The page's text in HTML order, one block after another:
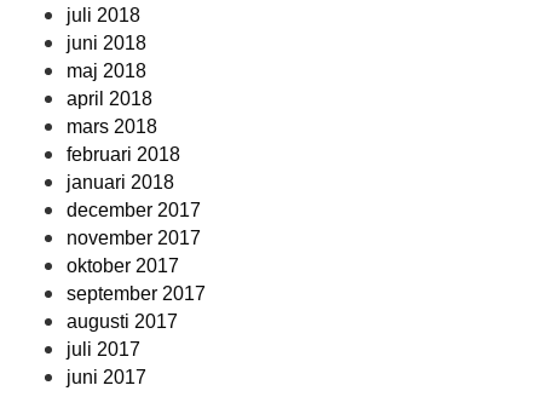
juli 2018
juni 2018
maj 2018
april 2018
mars 2018
februari 2018
januari 2018
december 2017
november 2017
oktober 2017
september 2017
augusti 2017
juli 2017
juni 2017